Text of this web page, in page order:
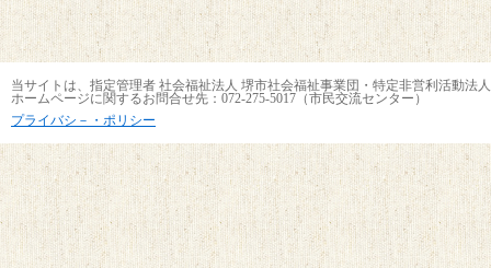
当サイトは、指定管理者 社会福祉法人 堺市社会福祉事業団・特定非営利活動
ホームページに関するお問合せ先：072-275-5017（市民交流センター）
プライバシ－・ポリシー